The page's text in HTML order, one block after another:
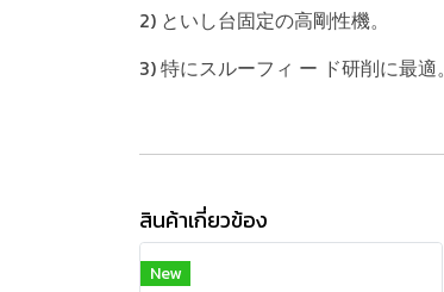
2) といし台固定の高剛性機。
3) 特にスルーフィ ー ド研削に最適。
สินค้าเกี่ยวข้อง
New